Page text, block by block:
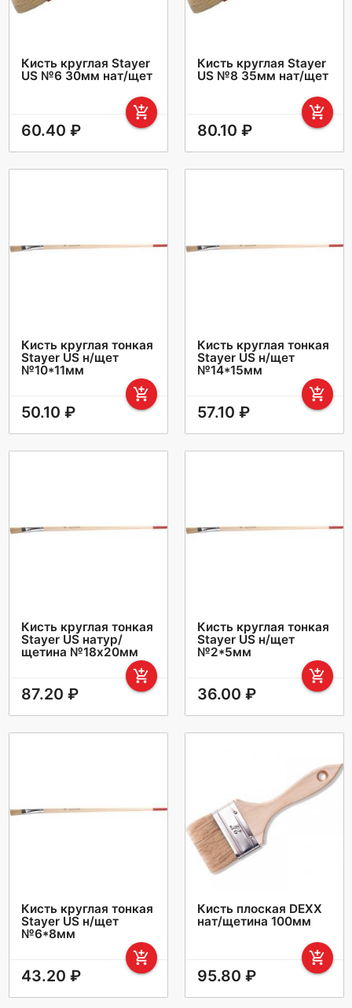
Кисть круглая Stayer
US №6 30мм нат/щет
add_shopping_cart
60.40 ₽
Кисть круглая Stayer
US №8 35мм нат/щет
add_shopping_cart
80.10 ₽
Кисть круглая тонкая
Stayer US н/щет
№10*11мм
add_shopping_cart
50.10 ₽
Кисть круглая тонкая
Stayer US н/щет
№14*15мм
add_shopping_cart
57.10 ₽
Кисть круглая тонкая
Stayer US натур/
щетина №18х20мм
add_shopping_cart
87.20 ₽
Кисть круглая тонкая
Stayer US н/щет
№2*5мм
add_shopping_cart
36.00 ₽
Кисть круглая тонкая
Stayer US н/щет
№6*8мм
add_shopping_cart
43.20 ₽
Кисть плоская DEXX
нат/щетина 100мм
add_shopping_cart
95.80 ₽